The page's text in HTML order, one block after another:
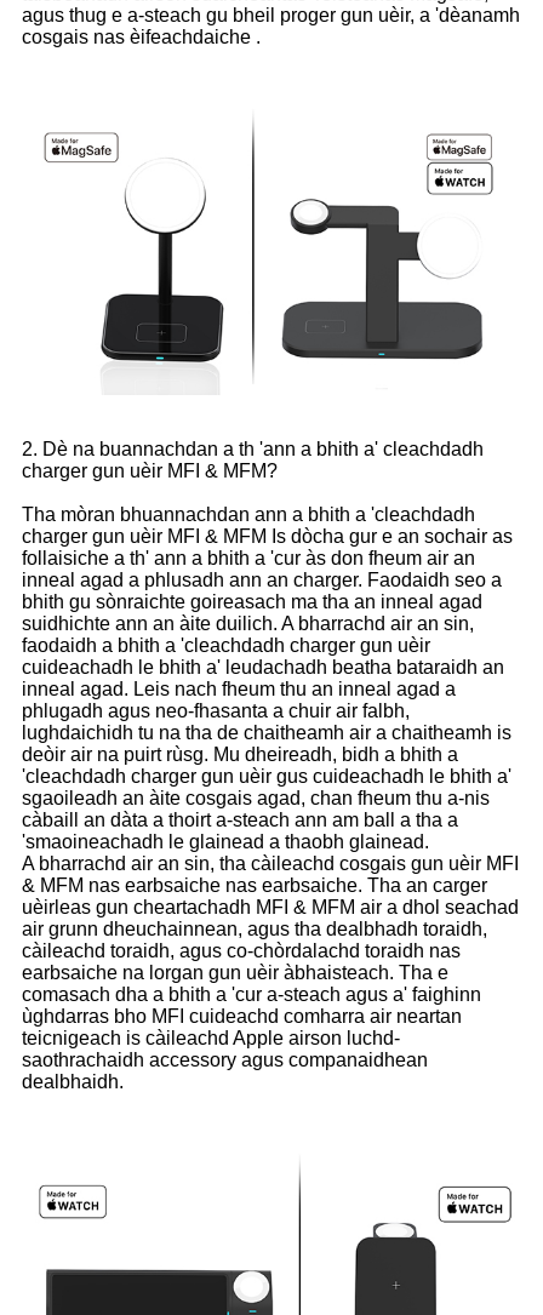
agus thug e a-steach gu bheil proger gun uèir, a 'dèanamh
cosgais nas èifeachdaiche .
2. Dè na buannachdan a th 'ann a bhith a' cleachdadh
charger gun uèir MFI & MFM?
Tha mòran bhuannachdan ann a bhith a 'cleachdadh
charger gun uèir MFI & MFM Is dòcha gur e an sochair as
follaisiche a th' ann a bhith a 'cur às don fheum air an
inneal agad a phlusadh ann an charger. Faodaidh seo a
bhith gu sònraichte goireasach ma tha an inneal agad
suidhichte ann an àite duilich. A bharrachd air an sin,
faodaidh a bhith a 'cleachdadh charger gun uèir
cuideachadh le bhith a' leudachadh beatha bataraidh an
inneal agad. Leis nach fheum thu an inneal agad a
phlugadh agus neo-fhasanta a chuir air falbh,
lughdaichidh tu na tha de chaitheamh air a chaitheamh is
deòir air na puirt rùsg. Mu dheireadh, bidh a bhith a
'cleachdadh charger gun uèir gus cuideachadh le bhith a'
sgaoileadh an àite cosgais agad, chan fheum thu a-nis
càbaill an dàta a thoirt a-steach ann am ball a tha a
'smaoineachadh le glainead a thaobh glainead.
A bharrachd air an sin, tha càileachd cosgais gun uèir MFI
& MFM nas earbsaiche nas earbsaiche. Tha an carger
uèirleas gun cheartachadh MFI & MFM air a dhol seachad
air grunn dheuchainnean, agus tha dealbhadh toraidh,
càileachd toraidh, agus co-chòrdalachd toraidh nas
earbsaiche na lorgan gun uèir àbhaisteach. Tha e
comasach dha a bhith a 'cur a-steach agus a' faighinn
ùghdarras bho MFI cuideachd comharra air neartan
teicnigeach is càileachd Apple airson luchd-
saothrachaidh accessory agus companaidhean
dealbhaidh.